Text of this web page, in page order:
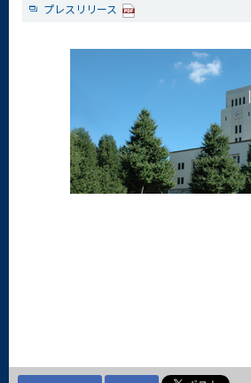
プレスリリース